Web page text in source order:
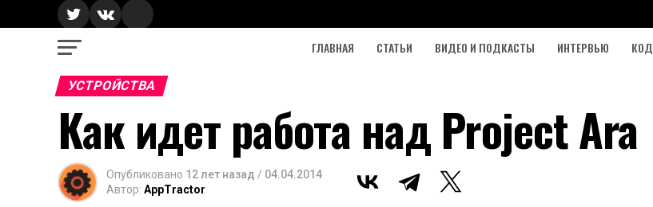
ГЛАВНАЯ СТАТЬИ ВИДЕО И ПОДКАСТЫ ИНТЕРВЬЮ КОД
УСТРОЙСТВА
Как идет работа над Project Ara
Опубликовано 12 лет назад / 04.04.2014
Автор: AppTractor